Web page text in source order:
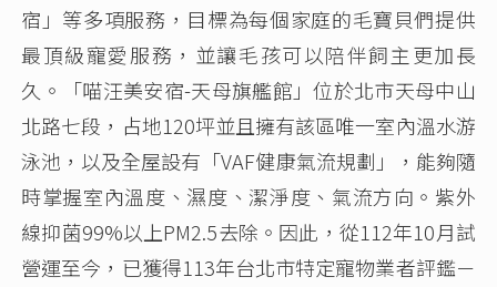
宿」等多項服務，目標為每個家庭的毛寶貝們提供
最頂級寵愛服務，並讓毛孩可以陪伴飼主更加長
久。「喵汪美安宿-天母旗艦館」位於北市天母中山
北路七段，占地120坪並且擁有該區唯一室內溫水游
泳池，以及全屋設有「VAF健康氣流規劃」，能夠隨
時掌握室內溫度、濕度、潔淨度、氣流方向。紫外
線抑菌99%以上PM2.5去除。因此，從112年10月試
營運至今，已獲得113年台北市特定寵物業者評鑑－